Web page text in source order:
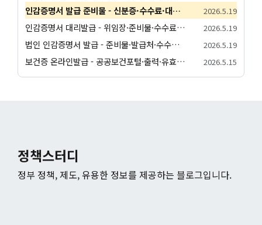
인감증명서 발급 준비물 - 신분증·수수료·대리발급 안내 2026.5.19
인감증명서 대리발급 - 위임장·준비물·수수료 안내 2026.5.19
법인 인감증명서 발급 - 준비물·발급처·수수료 안내 2026.5.19
보건증 온라인발급 - 공공보건포털·출력·유효기간 안내 2026.5.15
정책스터디
정부 정책, 제도, 유용한 정보를 제공하는 블로그입니다.